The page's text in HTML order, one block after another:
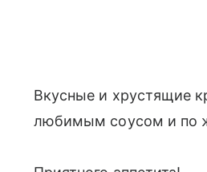
Вкусные и хрустящие
любимым соусом и по